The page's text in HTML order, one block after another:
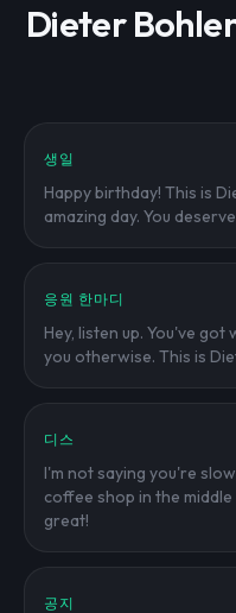
Dieter
생일
Happy birthday! This is
amazing day. You
응원 한마디
Hey, listen up. You've
you otherwise. This is
디스
I'm not saying you're
coffee shop in the
great!
공지